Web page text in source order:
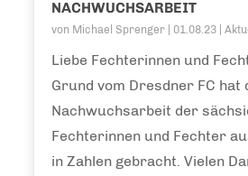
NACHWUCHSARBEIT
von Michael Sprenger 01.08.23 |
Liebe Fechterinnen und
Grund vom Dresdner FC hat
Nachwuchsarbeit der
Fechterinnen und Fechter
in Zahlen gebracht. Vielen